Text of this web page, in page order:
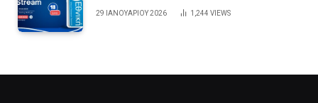
29 ΙΑΝΟΥΑΡΊΟΥ 2026 1,244 VIEWS